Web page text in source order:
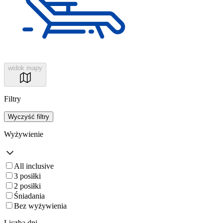
widok mapy
Filtry
Wyczyść filtry
Wyżywienie
All inclusive
3 posiłki
2 posiłki
Śniadania
Bez wyżywienia